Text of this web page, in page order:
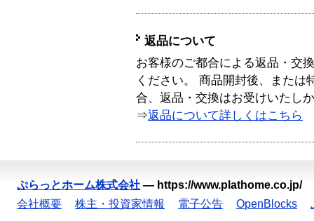
返品について
お客様のご都合による返品・交
ください。 商品開封後、または
合、返品・交換はお受けいたし
⇒返品について詳しくはこちら
ぷらっとホーム株式会社 — https://www.plathome.co.jp/
会社概要
株主・投資家情報 電子公告 OpenBlocks